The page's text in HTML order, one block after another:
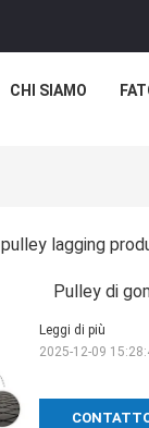
CHI SIAMO
lagging
Pulley di
Leggi di più
2025-12-09